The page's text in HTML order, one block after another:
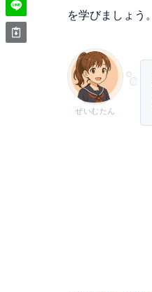
を学びましょう。
ぜいむたん